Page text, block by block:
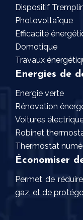
Dispositif
Photovoltaïque
Efficacité
Domotique
Travaux
Energies de
Energie verte
Rénovation
Voitures
Robinet
Thermostat
Économiser
Permet de
gaz, et de